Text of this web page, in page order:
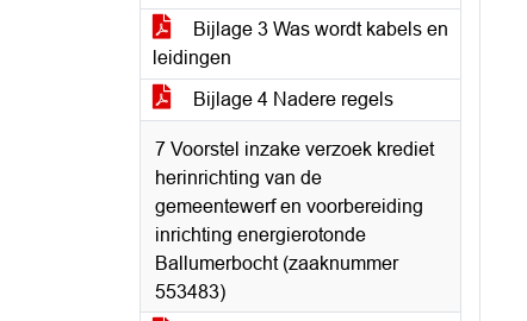
Bijlage 3 Was wordt kabels en
leidingen
Bijlage 4 Nadere regels
7 Voorstel inzake verzoek krediet
herinrichting van de
gemeentewerf en voorbereiding
inrichting energierotonde
Ballumerbocht (zaaknummer
553483)